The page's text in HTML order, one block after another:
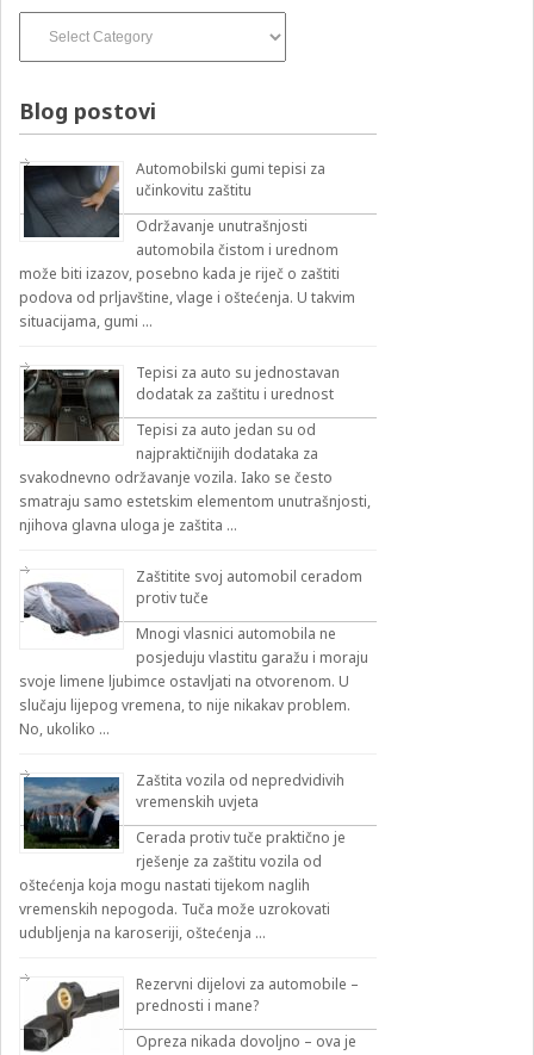
pesama
Blog postovi
Automobilski gumi tepisi za
učinkovitu zaštitu
Održavanje unutrašnjosti
automobila čistom i urednom
može biti izazov, posebno kada je riječ o zaštiti
podova od prljavštine, vlage i oštećenja. U takvim
situacijama, gumi …
Tepisi za auto su jednostavan
dodatak za zaštitu i urednost
Tepisi za auto jedan su od
najpraktičnijih dodataka za
svakodnevno održavanje vozila. Iako se često
smatraju samo estetskim elementom unutrašnjosti,
njihova glavna uloga je zaštita …
Zaštitite svoj automobil ceradom
protiv tuče
Mnogi vlasnici automobila ne
posjeduju vlastitu garažu i moraju
svoje limene ljubimce ostavljati na otvorenom. U
slučaju lijepog vremena, to nije nikakav problem.
No, ukoliko …
Zaštita vozila od nepredvidivih
vremenskih uvjeta
Cerada protiv tuče praktično je
rješenje za zaštitu vozila od
oštećenja koja mogu nastati tijekom naglih
vremenskih nepogoda. Tuča može uzrokovati
udubljenja na karoseriji, oštećenja …
Rezervni dijelovi za automobile –
prednosti i mane?
Opreza nikada dovoljno – ova je